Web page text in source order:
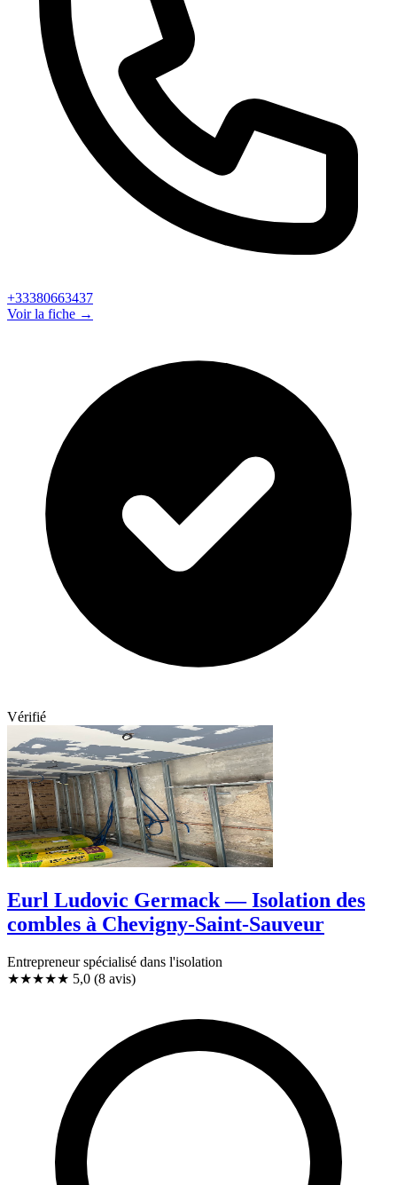
+33380663437
Voir la fiche →
Vérifié
Eurl Ludovic Germack — Isolation des
combles à Chevigny-Saint-Sauveur
Entrepreneur spécialisé dans l'isolation
★★★★★ 5,0 (8 avis)